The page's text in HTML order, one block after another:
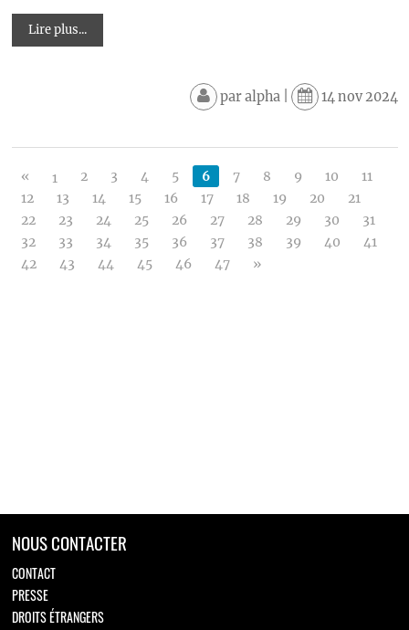
Lire plus...
paralpha 14 nov 2024
« 1 2 3 4 5 6 7 8 9 10
11
12
13 14 15 16 17 18 19 20
21
22
23 24 25 26 27 28 29 30
31
32
33 34 35 36 37 38 39 40
41
42
43 44 45 46 47 »
NOUS CONTACTER
CONTACT
PRESSE
DROITS ÉTRANGERS